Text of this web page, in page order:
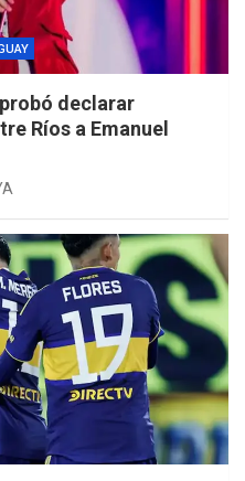
declarar
Ríos a Emanuel